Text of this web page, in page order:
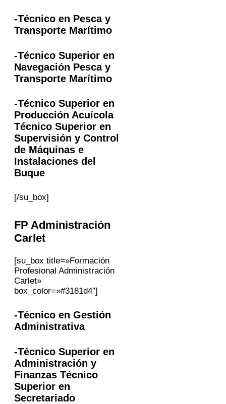
-Técnico en Pesca y
Transporte Marítimo
-Técnico Superior en
Navegación Pesca y
Transporte Marítimo
-Técnico Superior en
Producción Acuícola
Técnico Superior en
Supervisión y Control
de Máquinas e
Instalaciones del
Buque
[/su_box]
FP Administración
Carlet
[su_box title=»Formación
Profesional Administración
Carlet»
box_color=»#3181d4″]
-Técnico en Gestión
Administrativa
-Técnico Superior en
Administración y
Finanzas Técnico
Superior en
Secretariado